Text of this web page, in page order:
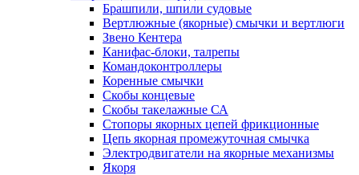
Брашпили, шпили судовые
Вертлюжные (якорные) смычки и вертлюги
Звено Кентера
Канифас-блоки, талрепы
Командоконтроллеры
Коренные смычки
Скобы концевые
Скобы такелажные СА
Стопоры якорных цепей фрикционные
Цепь якорная промежуточная смычка
Электродвигатели на якорные механизмы
Якоря